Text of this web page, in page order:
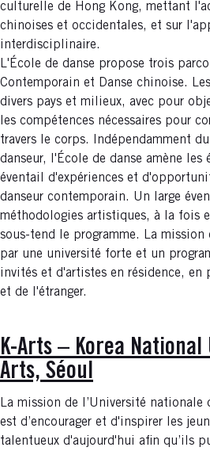
culturelle de Hong Kong, mettant
chinoises et occidentales, et sur
interdisciplinaire.
L'École de danse propose trois
Contemporain et Danse chinoise.
divers pays et milieux, avec pour
les compétences nécessaires pour
travers le corps. Indépendamment
danseur, l'École de danse amène les
éventail d'expériences et
danseur contemporain. Un large
méthodologies artistiques, à la fois
sous-tend le programme. La mission
par une université forte et un
invités et d'artistes en résidence, en
et de l'étranger.
K-Arts – Korea
Arts, Séoul
La mission de l’Université nationale
est d’encourager et d'inspirer les
talentueux d'aujourd'hui afin qu’ils